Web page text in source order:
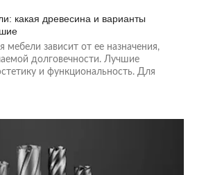
какая древесина и варианты
зависит от ее назначения,
долговечности. Лучшие
и функциональность. Для